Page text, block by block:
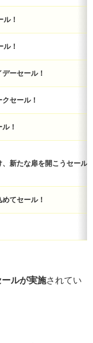
ル！
ル！
ーセール！
セール！
！
、新たな扉を開こうセール
てセール！
ルが実施されてい